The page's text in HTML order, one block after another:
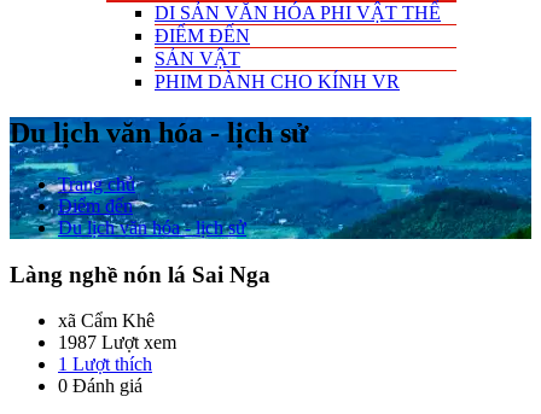
DI SẢN VĂN HÓA PHI VẬT THỂ
ĐIỂM ĐẾN
SẢN VẬT
PHIM DÀNH CHO KÍNH VR
Du lịch văn hóa - lịch sử
Trang chủ
Điểm đến
Du lịch văn hóa - lịch sử
Làng nghề nón lá Sai Nga
xã Cẩm Khê
1987 Lượt xem
1 Lượt thích
0 Đánh giá